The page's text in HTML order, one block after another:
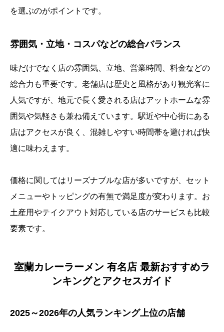
を選ぶのがポイントです。
雰囲気・立地・コスパなどの総合バランス
味だけでなく店の雰囲気、立地、営業時間、料金などの
総合力も重要です。老舗店は歴史と風格があり観光客に
人気ですが、地元で長く愛される店はアットホームな雰
囲気や気軽さも兼ね備えています。駅近や中心街にある
店はアクセスが良く、混雑しやすい時間帯を避ければ快
適に味わえます。
価格に関してはリーズナブルな店が多いですが、セット
メニューやトッピングの有無で満足度が変わります。お
土産用やテイクアウト対応している店のサービスも比較
要素です。
室蘭カレーラーメン 有名店 最新おすすめラ
ンキングとアクセスガイド
2025～2026年の人気ランキング上位の店舗